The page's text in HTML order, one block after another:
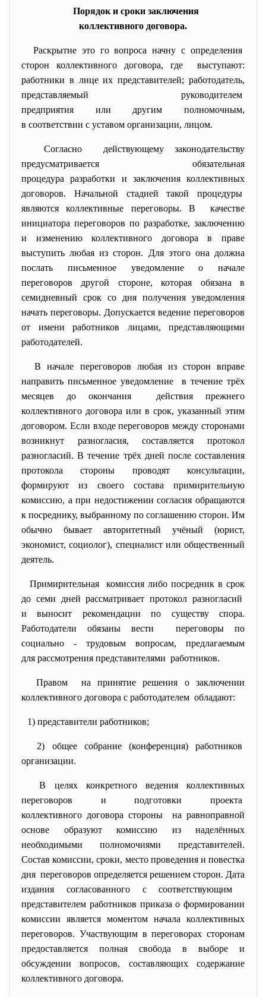
Порядок и сроки заключения
коллективного договора.
Раскрытие это го вопроса начну с определения
сторон коллективного договора, где выступают:
работники в лице их представителей; работодатель,
представляемый руководителем
предприятия или другим полномочным,
в соответствии с уставом организации, лицом.
Согласно действующему законодательству
предусматривается обязательная
процедура разработки и заключения коллективных
договоров. Начальной стадией такой процедуры
являются коллективные переговоры. В качестве
инициатора переговоров по разработке, заключению
и изменению коллективного договора в праве
выступить любая из сторон. Для этого она должна
послать письменное уведомление о начале
переговоров другой стороне, которая обязана в
семидневный срок со дня получения уведомления
начать переговоры. Допускается ведение переговоров
от имени работников лицами, представляющими
работодателей.
В начале переговоров любая из сторон вправе
направить письменное уведомление в течение трёх
месяцев до окончания действия прежнего
коллективного договора или в срок, указанный этим
договором. Если входе переговоров между сторонами
возникнут разногласия, составляется протокол
разногласий. В течение трёх дней после составления
протокола стороны проводят консультации,
формируют из своего состава примирительную
комиссию, а при недостижении согласия обращаются
к посреднику, выбранному по соглашению сторон. Им
обычно бывает авторитетный учёный (юрист,
экономист, социолог), специалист или общественный
деятель.
Примирительная комиссия либо посредник в срок
до семи дней рассматривает протокол разногласий
и выносит рекомендации по существу спора.
Работодатели обязаны вести переговоры по
социально - трудовым вопросам, предлагаемым
для рассмотрения представителями работников.
Правом на принятие решения о заключении
коллективного договора с работодателем обладают:
1) представители работников;
2) общее собрание (конференция) работников
организации.
В целях конкретного веденияколлективных
переговоров и подготовки проекта
коллективного договора стороны на равноправной
основе образуют комиссию из наделённых
необходимыми полномочиями представителей.
Состав комиссии, сроки, место проведения и повестка
дня переговоров определяется решением сторон. Дата
издания согласованного с соответствующим
представителем работников приказа о формировании
комиссии является моментом начала коллективных
переговоров. Участвующим в переговорах сторонам
предоставляется полная свобода в выборе и
обсуждении вопросов, составляющих содержание
коллективного договора.